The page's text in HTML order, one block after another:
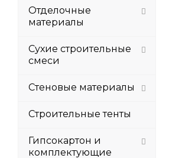
Отделочные
материалы
Сухие строительные
смеси
Стеновые материалы
Строительные тенты
Гипсокартон и
комплектующие